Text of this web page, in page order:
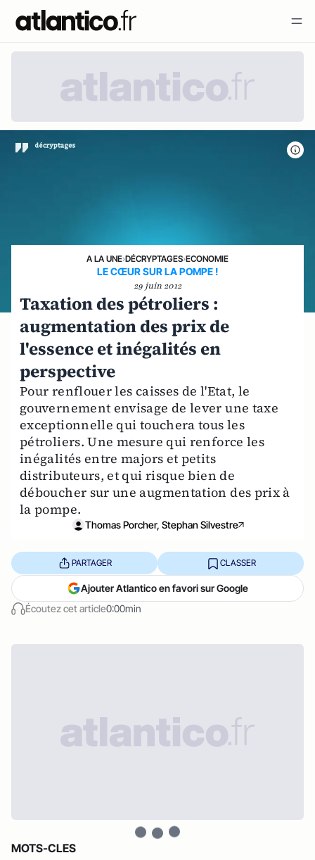
A LA UNE›DÉCRYPTAGES›ECONOMIE
LE CŒUR SUR LA POMPE !
29 juin 2012
Taxation des pétroliers :
augmentation des prix de
l'essence et inégalités en
perspective
Pour renflouer les caisses de l'Etat, le
gouvernement envisage de lever une taxe
exceptionnelle qui touchera tous les
pétroliers. Une mesure qui renforce les
inégalités entre majors et petits
distributeurs, et qui risque bien de
déboucher sur une augmentation des prix à
la pompe.
Thomas Porcher, Stephan Silvestre
Écoutez cet article0:00min
PARTAGER CLASSER
Ajouter Atlantico en favori sur Google
MOTS-CLES